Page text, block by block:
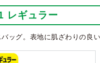
レギュラー
ッグ。表地に肌ざわりの良